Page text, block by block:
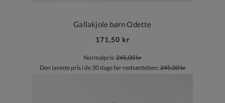
Gallakjole børn Odette
171,50 kr
Normalpris: 245,00 kr
Den laveste pris i de 30 dage før nedsættelsen:245,00 kr